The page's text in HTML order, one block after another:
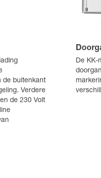
de buitenkant
Verdere
de 230 Volt
De KK-